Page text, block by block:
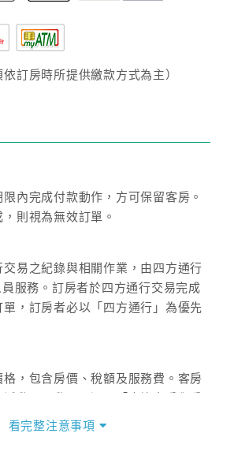
依訂房時所提供繳款方式為主）
內完成付款動作，方可保留客房。
則視為無效訂單。
易之紀錄與相關作業，由四方通行
服務。訂房者於四方通行交易完成
，訂房者必以「四方通行」為優先
格，包含房價、稅額及服務費。客房
標準。
看完整注意事項